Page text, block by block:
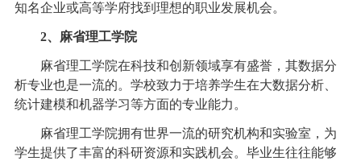
知名企业或高等学府找到理想的职业发展机会。
2、麻省理工学院
麻省理工学院在科技和创新领域享有盛誉，其数据分
析专业也是一流的。学校致力于培养学生在大数据分析、
统计建模和机器学习等方面的专业能力。
麻省理工学院拥有世界一流的研究机构和实验室，为
学生提供了丰富的科研资源和实践机会。毕业生往往能够